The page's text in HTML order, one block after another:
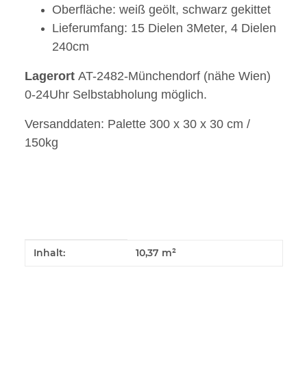
Oberfläche: weiß geölt, schwarz gekittet
Lieferumfang: 15 Dielen 3Meter, 4 Dielen
240cm
Lagerort AT-2482-Münchendorf (nähe Wien)
0-24Uhr Selbstabholung möglich.
Versanddaten: Palette 300 x 30 x 30 cm /
150kg
Produkteigenschaft
Wert
Inhalt: 10,37 m²